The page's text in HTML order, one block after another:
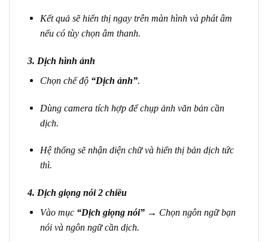
Kết quả sẽ hiển thị ngay trên màn hình và phát âm
nếu có tùy chọn âm thanh.
3. Dịch hình ảnh
Chọn chế độ “Dịch ảnh”.
Dùng camera tích hợp để chụp ảnh văn bản cần
dịch.
Hệ thống sẽ nhận diện chữ và hiển thị bản dịch tức
thì.
4. Dịch giọng nói 2 chiều
Vào mục “Dịch giọng nói”→ Chọn ngôn ngữ bạn
nói và ngôn ngữ cần dịch.